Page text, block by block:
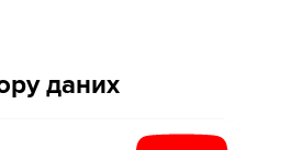
даних